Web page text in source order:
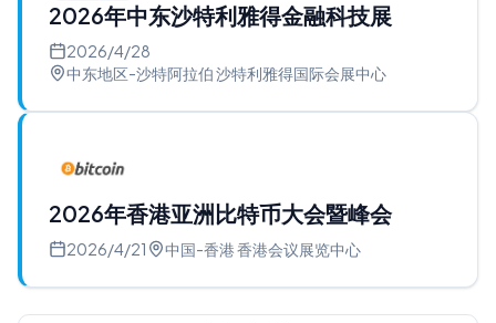
2026年中东沙特利雅得金融科技展
2026/4/28
中东地区-沙特阿拉伯 沙特利雅得国际会展中心
2026年香港亚洲比特币大会暨峰会
2026/4/21 中国-香港 香港会议展览中心